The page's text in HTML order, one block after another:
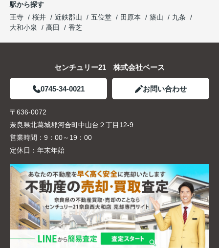
駅から探す
王寺
桜井 近鉄郡山 五位堂 田原本 築山
九条
大和小泉
高田 香芝
センチュリー21 株式会社ベース
0745-34-0021 お問い合わせ
〒636-0072
奈良県北葛城郡河合町中山台２丁目12-9
営業時間： 9：00～19：00
定休日： 年末年始